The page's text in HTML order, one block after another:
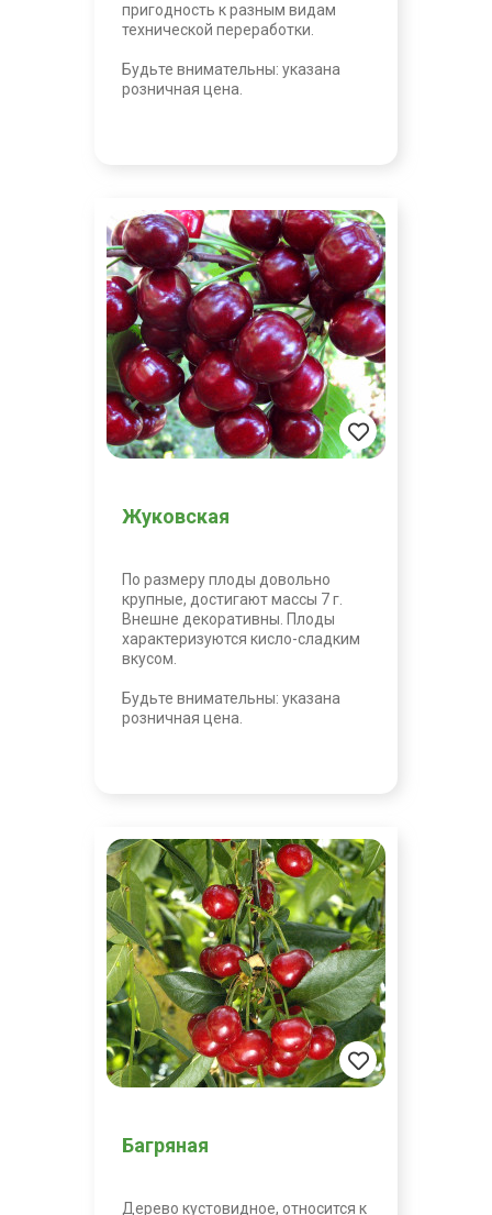
пригодность к разным видам
технической переработки.
Будьте внимательны: указана
розничная цена.
Жуковская
По размеру плоды довольно
крупные, достигают массы 7 г.
Внешне декоративны. Плоды
характеризуются кисло-сладким
вкусом.
Будьте внимательны: указана
розничная цена.
Багряная
Дерево кустовидное, относится к